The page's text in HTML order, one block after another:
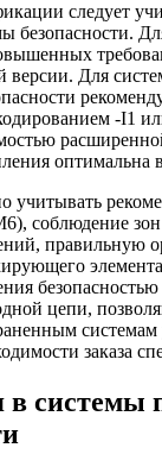
следует
безопасности.
версии. Для
-I1
оптимальна
учитывать
соблюдение
правильную
цепи,
заказа
в